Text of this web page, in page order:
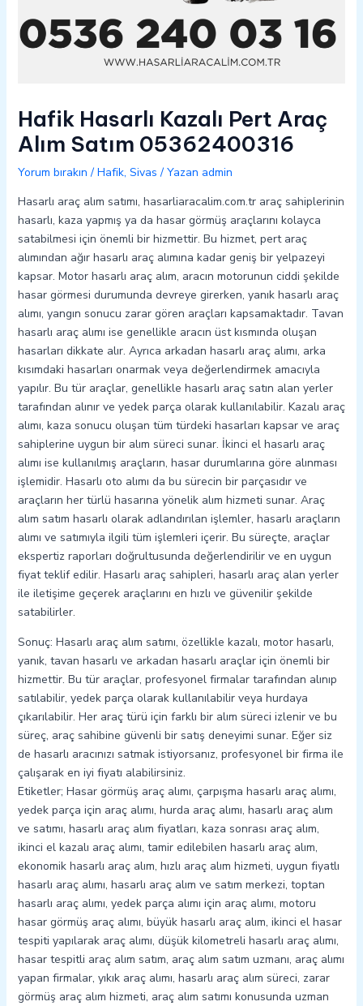
Hafik Hasarlı Kazalı Pert Araç
Alım Satım 05362400316
Yorum bırakın / Hafik, Sivas / Yazan admin
Hasarlı araç alım satımı, hasarliaracalim.com.tr araç sahiplerinin
hasarlı, kaza yapmış ya da hasar görmüş araçlarını kolayca
satabilmesi için önemli bir hizmettir. Bu hizmet, pert araç
alımından ağır hasarlı araç alımına kadar geniş bir yelpazeyi
kapsar. Motor hasarlı araç alım, aracın motorunun ciddi şekilde
hasar görmesi durumunda devreye girerken, yanık hasarlı araç
alımı, yangın sonucu zarar gören araçları kapsamaktadır. Tavan
hasarlı araç alımı ise genellikle aracın üst kısmında oluşan
hasarları dikkate alır. Ayrıca arkadan hasarlı araç alımı, arka
kısımdaki hasarları onarmak veya değerlendirmek amacıyla
yapılır. Bu tür araçlar, genellikle hasarlı araç satın alan yerler
tarafından alınır ve yedek parça olarak kullanılabilir. Kazalı araç
alımı, kaza sonucu oluşan tüm türdeki hasarları kapsar ve araç
sahiplerine uygun bir alım süreci sunar. İkinci el hasarlı araç
alımı ise kullanılmış araçların, hasar durumlarına göre alınması
işlemidir. Hasarlı oto alımı da bu sürecin bir parçasıdır ve
araçların her türlü hasarına yönelik alım hizmeti sunar. Araç
alım satım hasarlı olarak adlandırılan işlemler, hasarlı araçların
alımı ve satımıyla ilgili tüm işlemleri içerir. Bu süreçte, araçlar
ekspertiz raporları doğrultusunda değerlendirilir ve en uygun
fiyat teklif edilir. Hasarlı araç sahipleri, hasarlı araç alan yerler
ile iletişime geçerek araçlarını en hızlı ve güvenilir şekilde
satabilirler.
Sonuç: Hasarlı araç alım satımı, özellikle kazalı, motor hasarlı,
yanık, tavan hasarlı ve arkadan hasarlı araçlar için önemli bir
hizmettir. Bu tür araçlar, profesyonel firmalar tarafından alınıp
satılabilir, yedek parça olarak kullanılabilir veya hurdaya
çıkarılabilir. Her araç türü için farklı bir alım süreci izlenir ve bu
süreç, araç sahibine güvenli bir satış deneyimi sunar. Eğer siz
de hasarlı aracınızı satmak istiyorsanız, profesyonel bir firma ile
çalışarak en iyi fiyatı alabilirsiniz.
Etiketler; Hasar görmüş araç alımı, çarpışma hasarlı araç alımı,
yedek parça için araç alımı, hurda araç alımı, hasarlı araç alım
ve satımı, hasarlı araç alım fiyatları, kaza sonrası araç alım,
ikinci el kazalı araç alımı, tamir edilebilen hasarlı araç alım,
ekonomik hasarlı araç alım, hızlı araç alım hizmeti, uygun fiyatlı
hasarlı araç alımı, hasarlı araç alım ve satım merkezi, toptan
hasarlı araç alımı, yedek parça alımı için araç alımı, motoru
hasar görmüş araç alımı, büyük hasarlı araç alım, ikinci el hasar
tespiti yapılarak araç alımı, düşük kilometreli hasarlı araç alımı,
hasar tespitli araç alım satım, araç alım satım uzmanı, araç alımı
yapan firmalar, yıkık araç alımı, hasarlı araç alım süreci, zarar
görmüş araç alım hizmeti, araç alım satımı konusunda uzman